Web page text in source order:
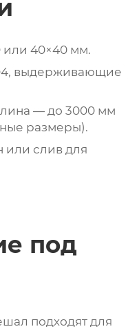
или 40×40 мм.
выдерживающие
— до 3000 мм
размеры).
или слив для
под
подходят для